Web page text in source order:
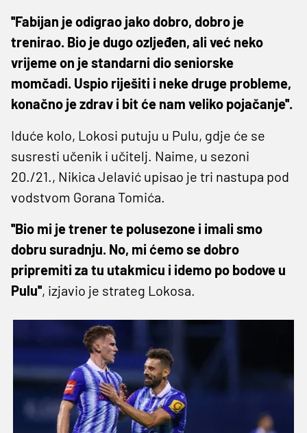
''Fabijan je odigrao jako dobro, dobro je
trenirao. Bio je dugo ozljeđen, ali već neko
vrijeme on je standarni dio seniorske
momčadi. Uspio riješiti i neke druge probleme,
konačno je zdrav i bit će nam veliko pojačanje''.
Iduće kolo, Lokosi putuju u Pulu, gdje će se
susresti učenik i učitelj. Naime, u sezoni
20./21., Nikica Jelavić upisao je tri nastupa pod
vodstvom Gorana Tomića.
''Bio mi je trener te polusezone i imali smo
dobru suradnju. No, mi ćemo se dobro
pripremiti za tu utakmicu i idemo po bodove u
Pulu'', izjavio je strateg Lokosa.